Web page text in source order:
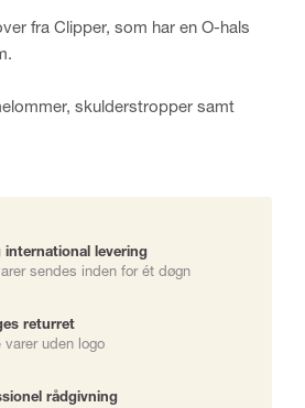
fra Clipper, som har en O-hals
skulderstropper samt
international levering
sendes inden for ét døgn
returret
varer uden logo
rådgivning